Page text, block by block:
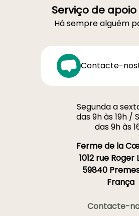
Serviço de
Há sempre alguém
Contacte-
Segunda a
das 9h às 19h /
das 9h às
Ferme de la
1012 rue Roger
59840
França
Contacte-